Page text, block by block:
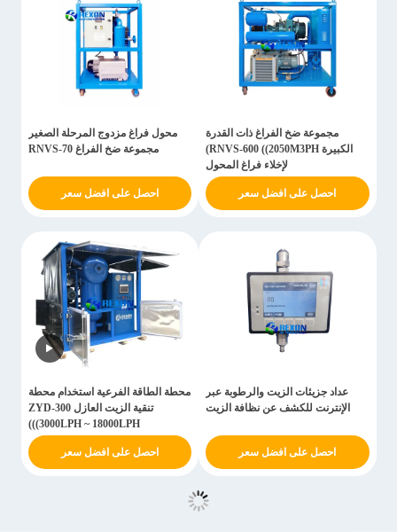
مجموعة ضخ الفراغ ذات القدرة
الكبيرة RNVS-600 ((2050M3PH)
لإخلاء فراغ المحول
احصل على افضل سعر
محول فراغ مزدوج المرحلة الصغير
مجموعة ضخ الفراغ RNVS-70
احصل على افضل سعر
عداد جزيئات الزيت والرطوبة عبر
الإنترنت للكشف عن نظافة الزيت
احصل على افضل سعر
محطة الطاقة الفرعية استخدام محطة
تنقية الزيت العازل ZYD-300
((3000LPH ~ 18000LPH)
احصل على افضل سعر